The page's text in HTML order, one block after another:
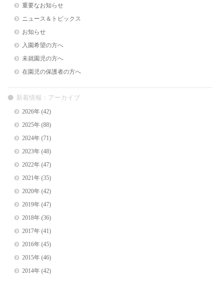
重要なお知らせ
ニュース＆トピックス
お知らせ
入園希望の方へ
未就園児の方へ
在園児の保護者の方へ
新着情報：アーカイブ
2026年(42)
2025年(88)
2024年(71)
2023年(48)
2022年(47)
2021年(35)
2020年(42)
2019年(47)
2018年(36)
2017年(41)
2016年(45)
2015年(46)
2014年(42)